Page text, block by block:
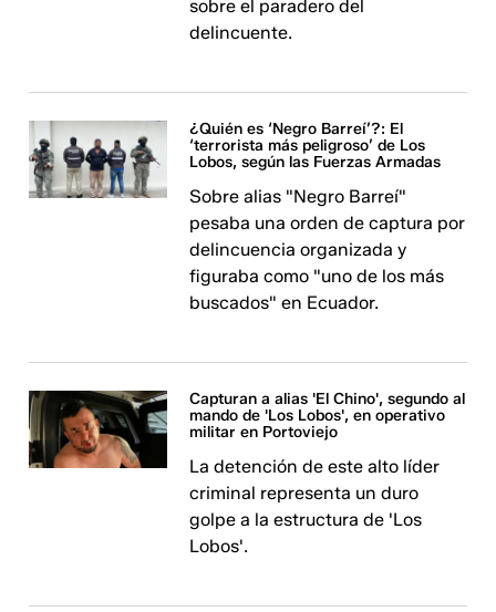
sobre el paradero del
delincuente.
¿Quién es ‘Negro Barreí’?: El
‘terrorista más peligroso’ de Los
Lobos, según las Fuerzas Armadas
Sobre alias "Negro Barreí"
pesaba una orden de captura por
delincuencia organizada y
figuraba como "uno de los más
buscados" en Ecuador.
Capturan a alias 'El Chino', segundo al
mando de 'Los Lobos', en operativo
militar en Portoviejo
La detención de este alto líder
criminal representa un duro
golpe a la estructura de 'Los
Lobos'.